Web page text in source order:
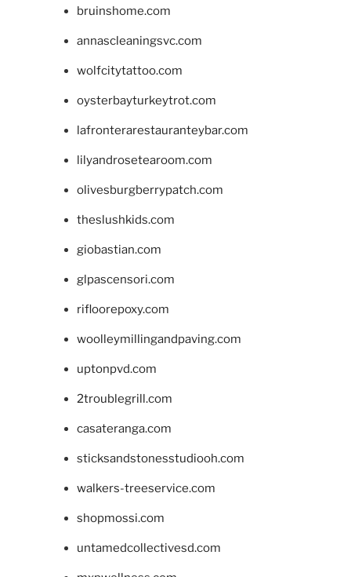
bruinshome.com
annascleaningsvc.com
wolfcitytattoo.com
oysterbayturkeytrot.com
lafronterarestauranteybar.com
lilyandrosetearoom.com
olivesburgberrypatch.com
theslushkids.com
giobastian.com
glpascensori.com
rifloorepoxy.com
woolleymillingandpaving.com
uptonpvd.com
2troublegrill.com
casateranga.com
sticksandstonesstudiooh.com
walkers-treeservice.com
shopmossi.com
untamedcollectivesd.com